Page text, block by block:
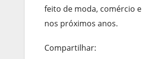
feito de moda, comércio
nos próximos anos.
Compartilhar: